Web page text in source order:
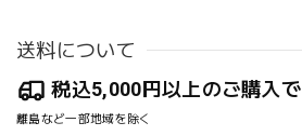
送料について
税込5,000円以上のご購入で
離島など一部地域を除く